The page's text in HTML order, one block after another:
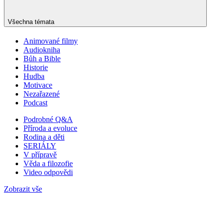
Všechna témata
Animované filmy
Audiokniha
Bůh a Bible
Historie
Hudba
Motivace
Nezařazené
Podcast
Podrobné Q&A
Příroda a evoluce
Rodina a děti
SERIÁLY
V přípravě
Věda a filozofie
Video odpovědi
Zobrazit vše